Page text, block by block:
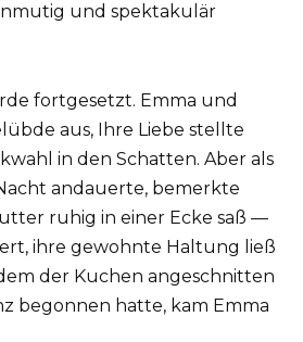
und spektakulär
fortgesetzt. Emma und
aus, Ihre Liebe stellte
in den Schatten. Aber als
andauerte, bemerkte
ruhig in einer Ecke saß —
ihre gewohnte Haltung ließ
der Kuchen angeschnitten
begonnen hatte, kam Emma